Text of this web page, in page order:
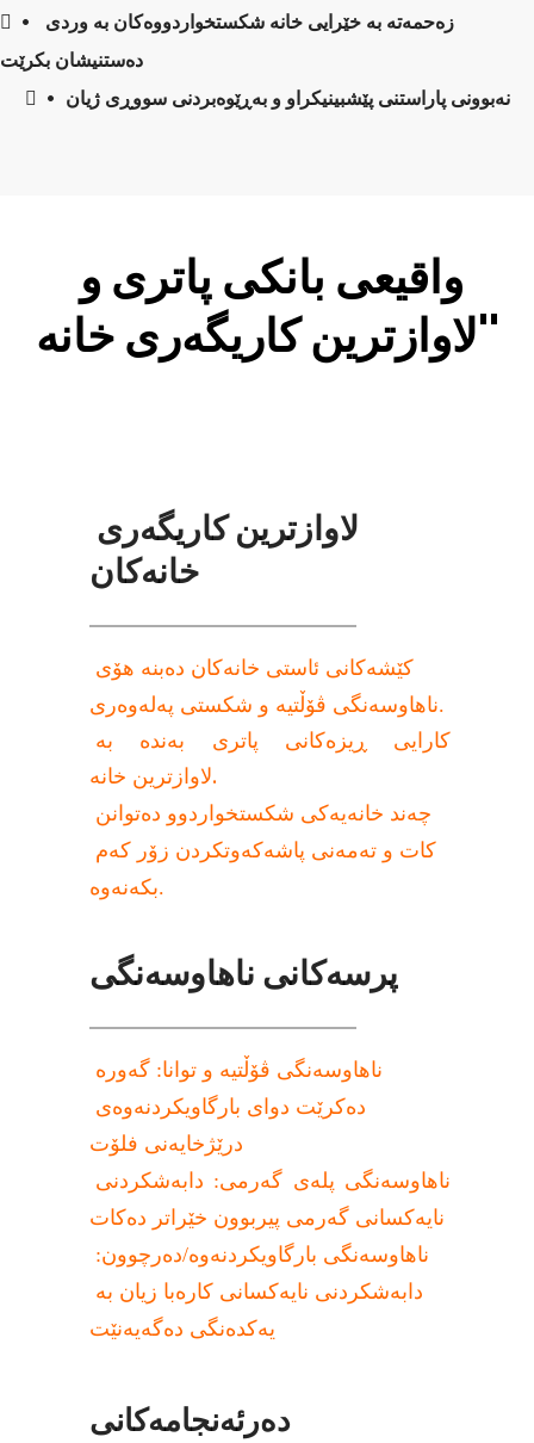


دەستنیشان بکرێت

 نەبوونی پاراستنی پێشبینیکراو و بەڕێوەبردنی سووڕی ژیان
'لاوازترین کاریگەری خانە'
خانەکان
لاوازترین خانە.
پرسەکانی ناهاوسەنگی
درێژخایەنی فلۆت
نایەکسانی گەرمی پیربوون خێراتر دەکات
یەکدەنگی دەگەیەنێت
دەرئەنجامەکانی